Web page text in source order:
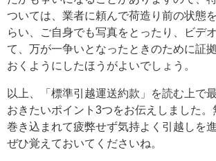
ついては、業者に頼んで荷造り前の状態
らい、ご自身でも写真をとったり、ビデ
て、万が一争いとなったときのために証
おくようにしたほうがよいでしょう。
以上、「標準引越運送約款」を読む上で
おきたいポイント3つをお伝えしました。
巻き込まれて疲弊せず気持よく引越しを
ぜひ覚えておいてくださいね。